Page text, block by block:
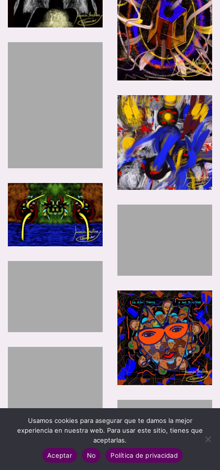
Usamos cookies para asegurar que te damos la mejor
experiencia en nuestra web. Para usar este sitio, tienes que
aceptarlas.
Aceptar
No Política de privacidad